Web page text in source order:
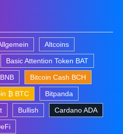
Altcoins
Basic Attention Token BAT
Bitcoin Cash BCH
₿ BTC Bitpanda
Bullish Cardano ADA